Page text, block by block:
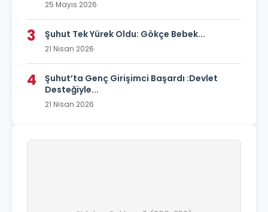
25 Mayıs 2026
3 Şuhut Tek Yürek Oldu: Gökçe Bebek...
21 Nisan 2026
4
Şuhut’ta Genç Girişimci Başardı :Devlet
Desteğiyle...
21 Nisan 2026